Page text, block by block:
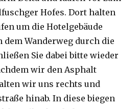
Hofes. Dort halten
um die Hotelgebäude
Wanderweg durch die
Sie dabei bitte wieder
wir den Asphalt
wir uns rechts und
hinab. In diese biegen